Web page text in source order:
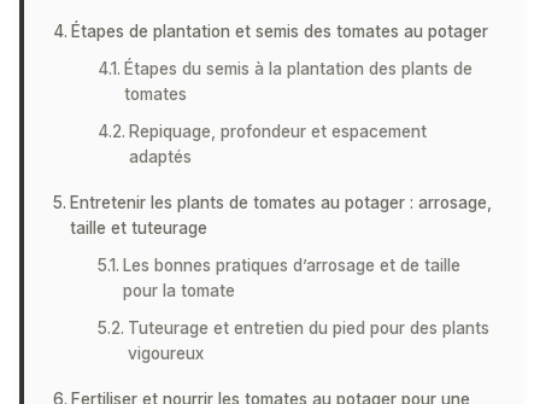
Étapes de plantation et semis des tomates au potager
Étapes du semis à la plantation des plants de
tomates
Repiquage, profondeur et espacement
adaptés
Entretenir les plants de tomates au potager : arrosage,
taille et tuteurage
Les bonnes pratiques d’arrosage et de taille
pour la tomate
Tuteurage et entretien du pied pour des plants
vigoureux
Fertiliser et nourrir les tomates au potager pour une